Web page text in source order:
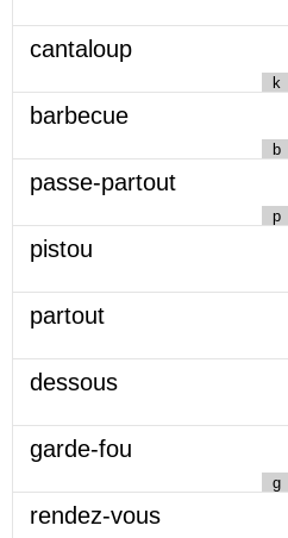
cantaloup
k
barbecue
b
passe-partout
p
pistou
partout
dessous
garde-fou
g
rendez-vous